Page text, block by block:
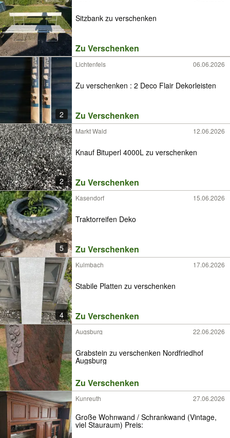
Sitzbank zu verschenken
Zu Verschenken
2
Lichtenfels 06.06.2026
Zu verschenken : 2 Deco Flair Dekorleisten
Zu Verschenken
2
Markt Wald 12.06.2026
Knauf Bituperl 4000L zu verschenken
Zu Verschenken
5
Kasendorf 15.06.2026
Traktorreifen Deko
Zu Verschenken
4
Kulmbach 17.06.2026
Stabile Platten zu verschenken
Zu Verschenken
Augsburg 22.06.2026
Grabstein zu verschenken Nordfriedhof
Augsburg
Zu Verschenken
Kunreuth 27.06.2026
Große Wohnwand / Schrankwand (Vintage,
viel Stauraum) Preis: